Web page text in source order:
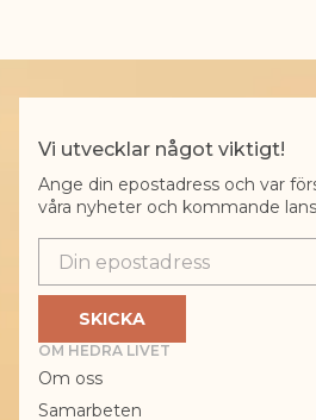
Vi utvecklar något viktigt!
Ange din epostadress och var
våra nyheter och kommande
Epostadress
SKICKA
OM HEDRA LIVET
Om oss
Samarbeten